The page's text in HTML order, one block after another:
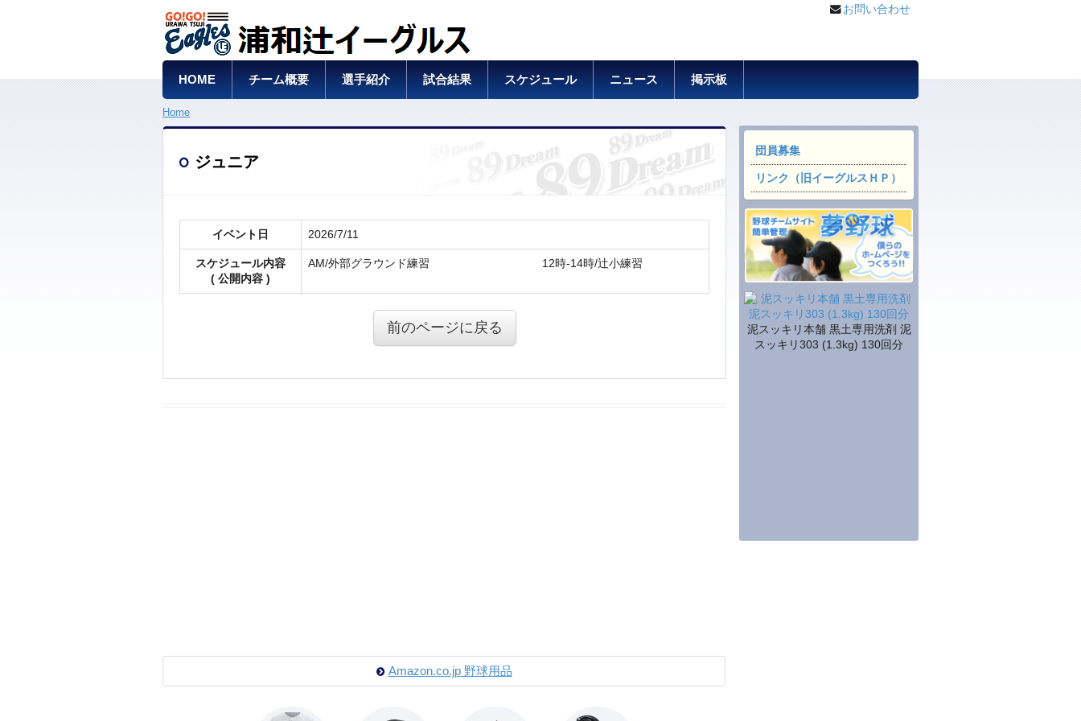
お問い合わせ
HOME チーム概要 選手紹介 試合結果 スケジュール ニュース 掲示板
団員募集
リンク（旧イーグルスＨＰ）
泥スッキリ本舗 黒土専用洗剤 泥
スッキリ303 (1.3kg) 130回分
Home
ジュニア
イベント日 2026/7/11
スケジュール内容
( 公開内容 )
AM/外部グラウンド練習 12時-14時/辻小練習
前のページに戻る
Amazon.co.jp 野球用品